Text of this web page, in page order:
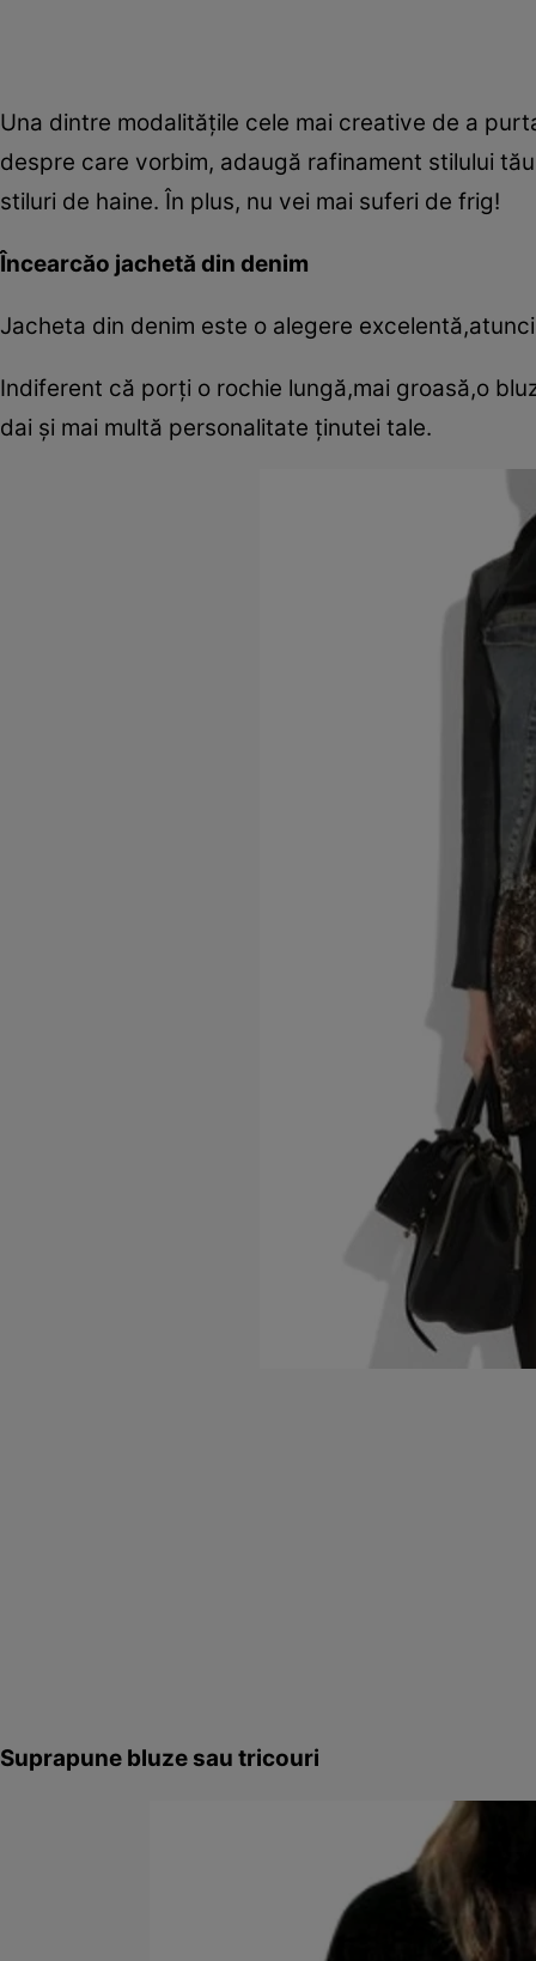
Una dintre modalităţile cele mai creative de a
despre care vorbim, adaugă rafinament stilului
stiluri de haine. În plus, nu vei mai suferi de frig!
Încearcăo jachetă din denim
Jacheta din denim este o alegere
Indiferent că porţi o rochie lungă,mai groasă,o
dai şi mai multă personalitate ţinutei tale.
Suprapune bluze sau tricouri